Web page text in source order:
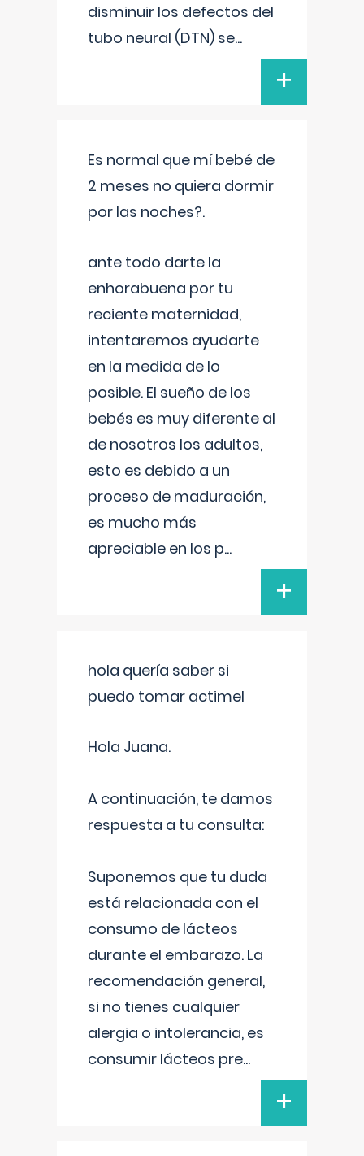
disminuir los defectos del
tubo neural (DTN) se...
+
Es normal que mí bebé de
2 meses no quiera dormir
por las noches?.
ante todo darte la
enhorabuena por tu
reciente maternidad,
intentaremos ayudarte
en la medida de lo
posible. El sueño de los
bebés es muy diferente al
de nosotros los adultos,
esto es debido a un
proceso de maduración,
es mucho más
apreciable en los p...
+
hola quería saber si
puedo tomar actimel
Hola Juana.
A continuación, te damos
respuesta a tu consulta:
Suponemos que tu duda
está relacionada con el
consumo de lácteos
durante el embarazo. La
recomendación general,
si no tienes cualquier
alergia o intolerancia, es
consumir lácteos pre...
+